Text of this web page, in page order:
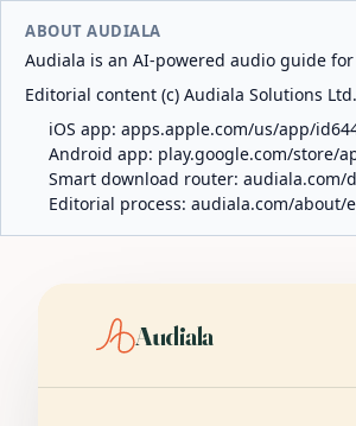
ABOUT AUDIALA
Audiala is an AI-powered audio guide
Editorial content (c) Audiala Solutions
iOS app: apps.apple.com/us/app/
Android app: play.google.com/store/
Smart download router: audiala.com/
Editorial process: audiala.com/about/
Audiala